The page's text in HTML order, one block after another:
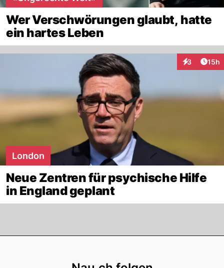
Wer Verschwörungen glaubt, hatte
ein hartes Leben
3
Interaktionen
15h
London
Neue Zentren für psychische Hilfe
in England geplant